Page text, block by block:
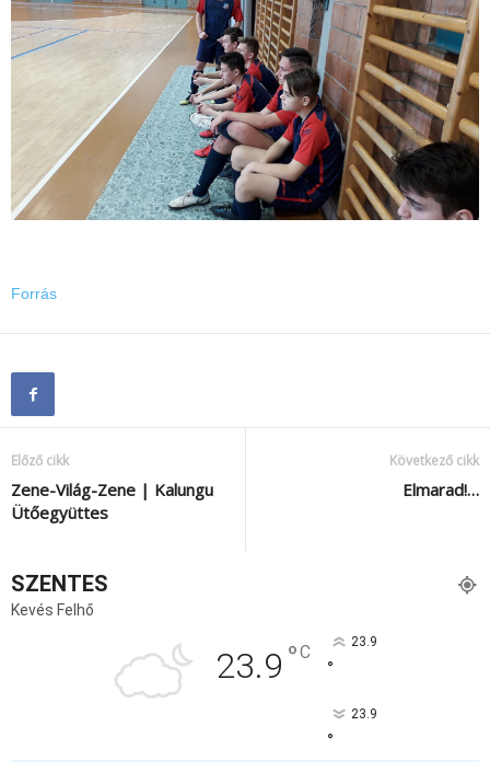
Forrás
Előző cikk
Zene-Világ-Zene | Kalungu
Ütőegyüttes
Következő cikk
Elmarad!…
SZENTES
Kevés Felhő
23.9 °C 23.9
°
23.9
°